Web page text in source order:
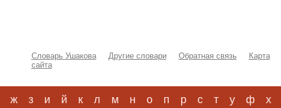
Словарь Ушакова Другие словари Обратная связь
Карта
сайта
ж з и й к л м н о п р с т у ф х